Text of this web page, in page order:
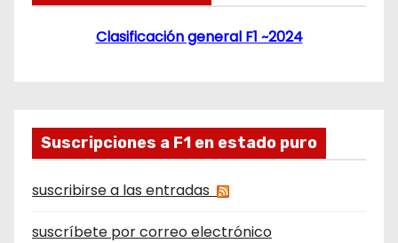
Clasificación general F1 ~2024
Suscripciones a F1 en estado puro
suscribirse a las entradas
suscríbete por correo electrónico